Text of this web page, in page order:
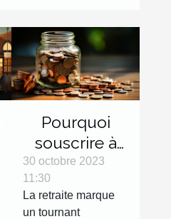
Pourquoi
souscrire à
une
assurance
retraite ?
30 octobre 2023
11:30
La retraite marque
un tournant